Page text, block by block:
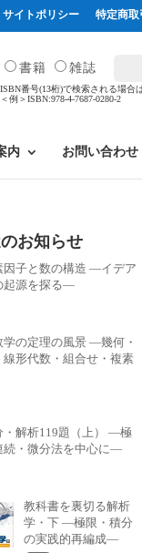
サイトポリシー 特定商取
書籍 雑誌
ISBN番号(13桁)で検索される場合
＜例＞ISBN:978-4-7687-0280-2
内 お問い合わせ
お知らせ
因子と数の構造 —イデア
起源を探る—
学の定理の風景 —幾何・
線形代数・組合せ・複素
・解析119題（上） —極
続・微分法を中心に—
教科書を裏切る解析
学・下 —極限・積分
の実践的再編成—